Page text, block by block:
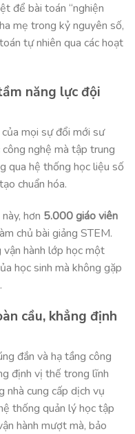
để bài toán “nghiện
mẹ trong kỷ nguyên số,
tự nhiên qua các hoạt
năng lực đội
mọi sự đổi mới sư
nghệ mà tập trung
qua hệ thống học liệu số
chuẩn hóa.
hơn 5.000 giáo viên
chủ bài giảng STEM.
hành lớp học một
học sinh mà không gặp
.
cầu, khẳng định
đắn và hạ tầng công
định vị thế trong lĩnh
nhà cung cấp dịch vụ
thống quản lý học tập
hành mượt mà, bảo